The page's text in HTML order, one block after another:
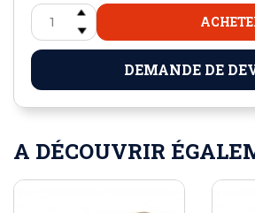
DEMANDE DE
A DÉCOUVRIR